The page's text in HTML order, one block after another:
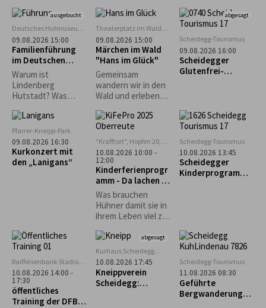
teilnehmen. Der
Besuch ist zu den
Öffnungszeiten des
Deutschen
Hutmuseum
möglich.
"Guni´s Panificio"
Waldfest ein und
freuen uns auf
euren zahlreichen
Besuch! Eure
Musikkapelle
Mittagstisch. Kaffee
und Kuchen.
Hüpfburg
ausgebucht
Deutsches Hutmuseum,
Lindenberg
09.08.2026 15:00
Familienführung
im Deutschen
Hutmuseum
Warum ist
Lindenberg
Hutstadt? Was
Pferdehändler
damit zu tun? Und
wie entstehen
Strohhüte? Warum
gibt es einen
Haifisch im
Theaterplatz im Wald
bei Grünenbach
09.08.2026 15:00
Märchen im Wald
"Hans im Glück"
Gemeinsam
wandern wir in den
Wald und erleben
spannende
Geschichte der
Gebrüder Grimm
abgesagt
Scheidegg-Tourismus
09.08.2026 16:00
Scheidegger
Glutenfrei-
Einkehr
Pfarrer-Kneipp-Park
09.08.2026 16:30
Kurkonzert mit
den „Lanigans“
"Krafftort", Hopfen 20,
88167 Stiefenhofen
10.08.2026 10:00 -
12:00
Kinderferienprogr
amm - Da lachen ja
die Hühner
Was brauchen
Hühner damit sie in
ihrem Leben viel zu
ein fröhliches
Hühnerleben
führen können? Das
und vieles mehr,
erfahrt ihr an
diesem Nachmittag.
Scheidegg-Tourismus
10.08.2026 13:45
Scheidegger
Kinderprogramm:
Raiffeisenbank-Stadion
in Weiler im Allgäu
10.08.2026 14:00 -
17:30
öffentliches
Training der DFB-
abgesagt
Kurhaus Scheidegg
Mehrzweckraum im UG
10.08.2026 17:45
Kneippverein
Scheidegg:
Scheidegg-Tourismus
11.08.2026 08:30
Geführte
Bergwanderung